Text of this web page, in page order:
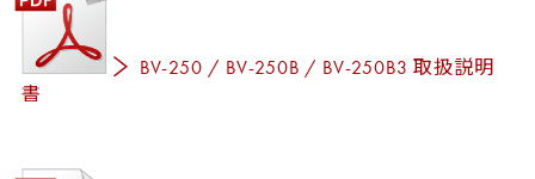
BV-250 / BV-250B / BV-250B3 取扱説明
書